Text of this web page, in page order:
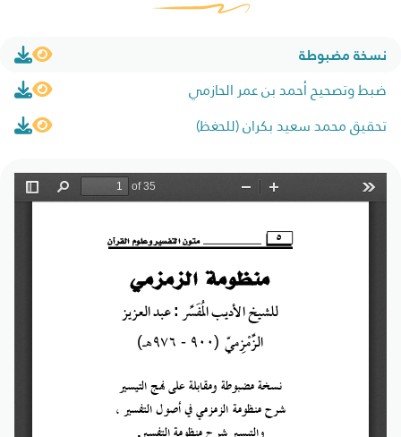
نسخة مضبوطة
ضبط وتصحيح أحمد بن عمر الحازمي
تحقيق محمد سعيد بكران (للحغظ)